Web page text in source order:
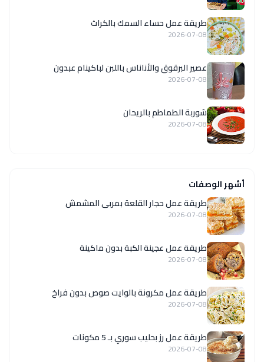
طريقة عمل حساء السمك بالكراث
2026-07-08
عصير البرقوق والأناناس باللبن لباكينام عبدون
2026-07-08
شوربة الطماطم بالريحان
2026-07-08
أشهر الوصفات
طريقة عمل حجار القلعة بمربى المشمش
2026-07-08
طريقة عمل عجينة الكبة بدون ماكينة
2026-07-08
طريقة عمل مكرونة بالوايت صوص بدون فراخ
2026-07-08
طريقة عمل رز بحليب سوري بـ 5 مكونات
2026-07-08